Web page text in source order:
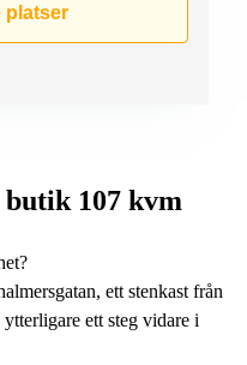
platser
107 kvm
ett stenkast från
ett steg vidare i